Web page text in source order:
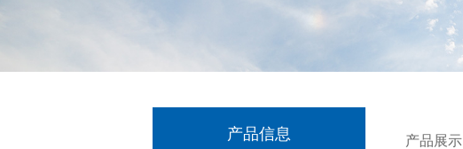
产品信息 产品展示